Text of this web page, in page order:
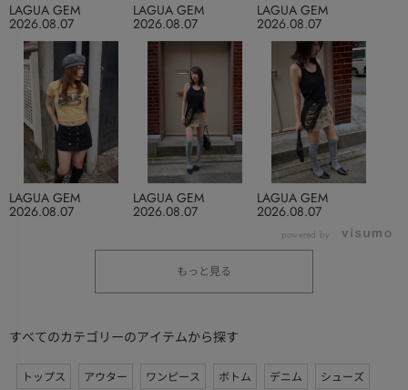
2026.08.07
LAGUA GEM
2026.08.07
LAGUA GEM
2026.08.07
LAGUA GEM
2026.08.07
LAGUA GEM
2026.08.07
LAGUA GEM
2026.08.07
LAGUA GEM
powered by
もっと見る
すべてのカテゴリーのアイテムから探す
トップス アウター ワンピース ボトム デニム
シューズ